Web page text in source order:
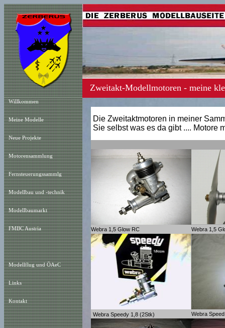
Willkommen
Meine Modelle
Neue Projekte
Motorensammlung
Fernsteuerungssammlg
Modellbau und -technik
Modellbaumarkt
FMBC Austria
Modellflug und ÖAeC
Links
Kontakt
Zweitakt-Modellmotoren - meine
Die Zweitaktmotoren in meiner
Sie selbst was es da gibt .... Motore
Webra 1,5 Glow RC Webra 1,5
Webra Speedy 1,8 (2Stk) Webra